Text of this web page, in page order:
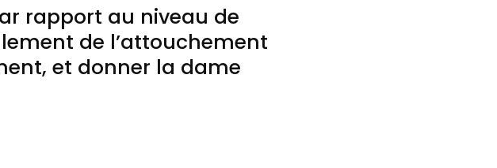
rapport au niveau de
de l’attouchement
et donner la dame